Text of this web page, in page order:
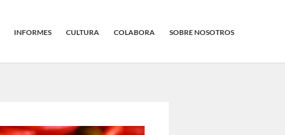
INFORMES CULTURA COLABORA SOBRE NOSOTROS